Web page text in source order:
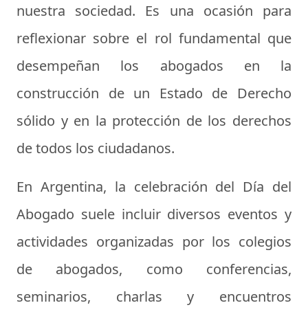
nuestra sociedad. Es una ocasión para
reflexionar sobre el rol fundamental que
desempeñan los abogados en la
construcción de un Estado de Derecho
sólido y en la protección de los derechos
de todos los ciudadanos.
En Argentina, la celebración del Día del
Abogado suele incluir diversos eventos y
actividades organizadas por los colegios
de abogados, como conferencias,
seminarios, charlas y encuentros